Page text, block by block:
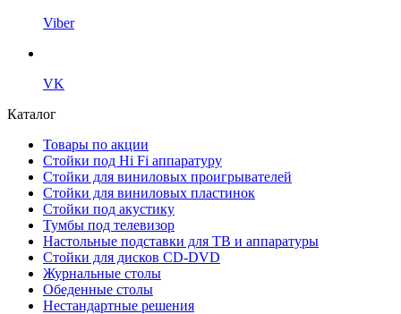
Viber
VK
Каталог
Товары по акции
Стойки под Hi Fi аппаратуру
Стойки для виниловых проигрывателей
Стойки для виниловых пластинок
Стойки под акустику
Тумбы под телевизор
Настольные подставки для ТВ и аппаратуры
Стойки для дисков CD-DVD
Журнальные столы
Обеденные столы
Нестандартные решения